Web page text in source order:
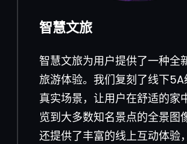
智慧文旅
智慧文旅为用户提供了一种全
旅游体验。我们复刻了线下5A
真实场景，让用户在舒适的家
览到大多数知名景点的全景图
还提供了丰富的线上互动体验